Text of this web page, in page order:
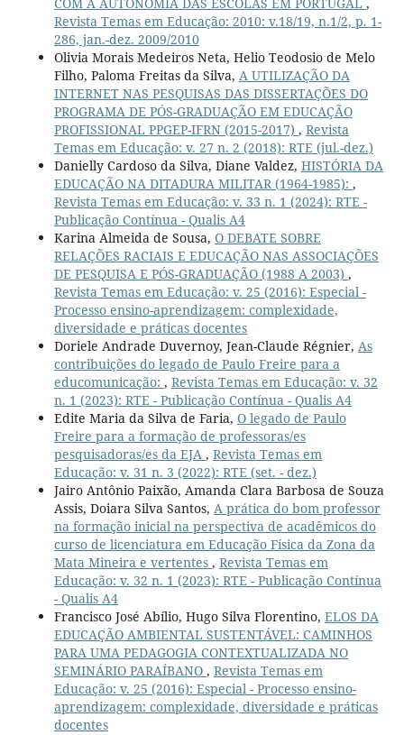
COM A AUTONOMIA DAS ESCOLAS EM PORTUGAL ,
Revista Temas em Educação: 2010: v.18/19, n.1/2, p. 1-
286, jan.-dez. 2009/2010
Olivia Morais Medeiros Neta, Helio Teodosio de Melo
Filho, Paloma Freitas da Silva, A UTILIZAÇÃO DA
INTERNET NAS PESQUISAS DAS DISSERTAÇÕES DO
PROGRAMA DE PÓS-GRADUAÇÃO EM EDUCAÇÃO
PROFISSIONAL PPGEP-IFRN (2015-2017) , Revista
Temas em Educação: v. 27 n. 2 (2018): RTE (jul.-dez.)
Danielly Cardoso da Silva, Diane Valdez, HISTÓRIA DA
EDUCAÇÃO NA DITADURA MILITAR (1964-1985): ,
Revista Temas em Educação: v. 33 n. 1 (2024): RTE -
Publicação Contínua - Qualis A4
Karina Almeida de Sousa, O DEBATE SOBRE
RELAÇÕES RACIAIS E EDUCAÇÃO NAS ASSOCIAÇÕES
DE PESQUISA E PÓS-GRADUAÇÃO (1988 A 2003) ,
Revista Temas em Educação: v. 25 (2016): Especial -
Processo ensino-aprendizagem: complexidade,
diversidade e práticas docentes
Doriele Andrade Duvernoy, Jean-Claude Régnier, As
contribuições do legado de Paulo Freire para a
educomunicação: , Revista Temas em Educação: v. 32
n. 1 (2023): RTE - Publicação Contínua - Qualis A4
Edite Maria da Silva de Faria, O legado de Paulo
Freire para a formação de professoras/es
pesquisadoras/es da EJA , Revista Temas em
Educação: v. 31 n. 3 (2022): RTE (set. - dez.)
Jairo Antônio Paixão, Amanda Clara Barbosa de Souza
Assis, Doiara Silva Santos, A prática do bom professor
na formação inicial na perspectiva de acadêmicos do
curso de licenciatura em Educação Física da Zona da
Mata Mineira e vertentes , Revista Temas em
Educação: v. 32 n. 1 (2023): RTE - Publicação Contínua
- Qualis A4
Francisco José Abílio, Hugo Silva Florentino, ELOS DA
EDUCAÇÃO AMBIENTAL SUSTENTÁVEL: CAMINHOS
PARA UMA PEDAGOGIA CONTEXTUALIZADA NO
SEMINÁRIO PARAÍBANO , Revista Temas em
Educação: v. 25 (2016): Especial - Processo ensino-
aprendizagem: complexidade, diversidade e práticas
docentes